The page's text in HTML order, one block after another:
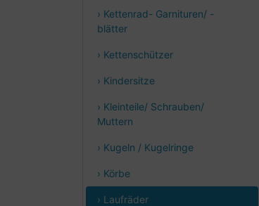
› Kettenrad- Garnituren/ -
blätter
› Kettenschützer
› Kindersitze
› Kleinteile/ Schrauben/
Muttern
› Kugeln / Kugelringe
› Körbe
› Laufräder